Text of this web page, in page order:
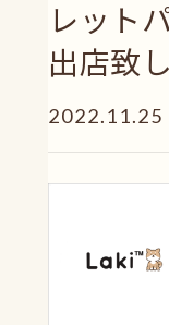
レット
出店致
2022.11.25